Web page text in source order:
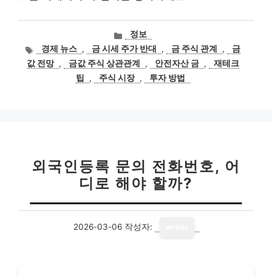
카
테
고
리
정보
태
그
경제 뉴스 , 금 시세 주가 반대 , 금 주식 관계 ,
금
값 전망 , 금값 주식 상관관계 , 안전자산 금 ,
재테크
팁
, 주식 시장 , 투자 방법
외국인등록 문의 전화번호, 어
디로 해야 할까?
2026-03-06 작성자: